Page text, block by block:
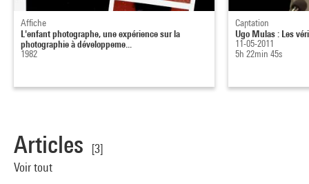
Affiche
L'enfant photographe, une expérience sur la
photographie à développeme...
1982
Captation
Ugo Mulas : Les
11-05-2011
5h 22min 45s
Articles
[3]
Voir tout